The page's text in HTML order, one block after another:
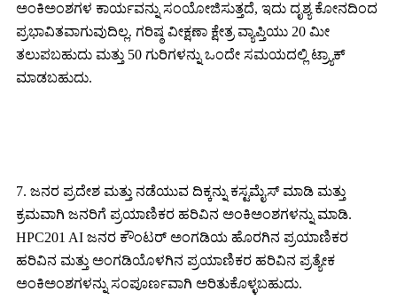
ಅಂಕಿಅಂಶಗಳ ಕಾರ್ಯವನ್ನು ಸಂಯೋಜಿಸುತ್ತದೆ, ಇದು ದೃಶ್ಯ ಕೋನದಿಂದ
ಪ್ರಭಾವಿತವಾಗುವುದಿಲ್ಲ. ಗರಿಷ್ಠ ವೀಕ್ಷಣಾ ಕ್ಷೇತ್ರ ವ್ಯಾಪ್ತಿಯು 20 ಮೀ
ತಲುಪಬಹುದು ಮತ್ತು 50 ಗುರಿಗಳನ್ನು ಒಂದೇ ಸಮಯದಲ್ಲಿ ಟ್ರ್ಯಾಕ್
ಮಾಡಬಹುದು.
7. ಜನರ ಪ್ರದೇಶ ಮತ್ತು ನಡೆಯುವ ದಿಕ್ಕನ್ನು ಕಸ್ಟಮೈಸ್ ಮಾಡಿ ಮತ್ತು
ಕ್ರಮವಾಗಿ ಜನರಿಗೆ ಪ್ರಯಾಣಿಕರ ಹರಿವಿನ ಅಂಕಿಅಂಶಗಳನ್ನು ಮಾಡಿ.
HPC201 AI ಜನರ ಕೌಂಟರ್ ಅಂಗಡಿಯ ಹೊರಗಿನ ಪ್ರಯಾಣಿಕರ
ಹರಿವಿನ ಮತ್ತು ಅಂಗಡಿಯೊಳಗಿನ ಪ್ರಯಾಣಿಕರ ಹರಿವಿನ ಪ್ರತ್ಯೇಕ
ಅಂಕಿಅಂಶಗಳನ್ನು ಸಂಪೂರ್ಣವಾಗಿ ಅರಿತುಕೊಳ್ಳಬಹುದು.